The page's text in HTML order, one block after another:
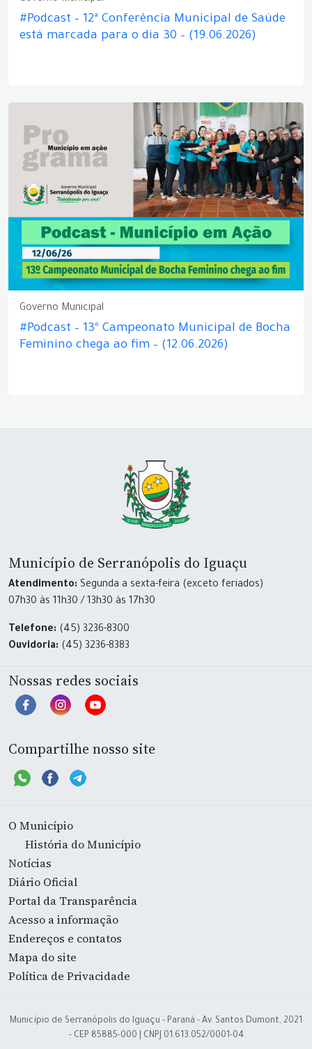
#Podcast – 12ª Conferência Municipal de Saúde
está marcada para o dia 30 – (19.06.2026)
Governo Municipal
#Podcast – 13º Campeonato Municipal de Bocha
Feminino chega ao fim – (12.06.2026)
Município de Serranópolis do Iguaçu
Atendimento: Segunda a sexta-feira (exceto feriados)
07h30 às 11h30 / 13h30 às 17h30
Telefone: (45) 3236-8300
Ouvidoria: (45) 3236-8383
Nossas redes sociais
Compartilhe nosso site
O Município
História do Município
Notícias
Diário Oficial
Portal da Transparência
Acesso a informação
Endereços e contatos
Mapa do site
Política de Privacidade
Município de Serranópolis do Iguaçu - Paraná - Av. Santos Dumont, 2021
- CEP 85885-000 | CNPJ 01.613.052/0001-04